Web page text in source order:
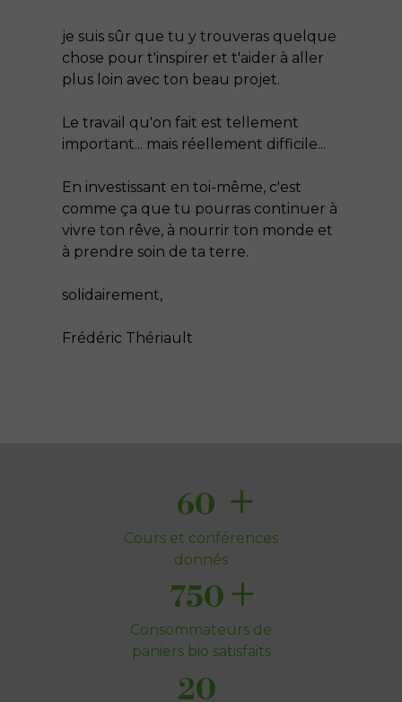
je suis sûr que tu y trouveras quelque
chose pour t'inspirer et t'aider à aller
plus loin avec ton beau projet.
Le travail qu'on fait est tellement
important... mais réellement difficile...
En investissant en toi-même, c'est
comme ça que tu pourras continuer à
vivre ton rêve, à nourrir ton monde et
à prendre soin de ta terre.
solidairement,
Frédéric Thériault
+
+
60
Cours et conférences
donnés
20
750
Consommateurs de
paniers bio satisfaits